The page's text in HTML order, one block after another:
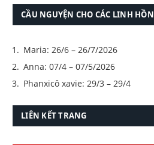
CẦU NGUYỆN CHO CÁC LINH HỒN
Maria: 26/6 – 26/7/2026
Anna: 07/4 – 07/5/2026
Phanxicô xavie: 29/3 – 29/4
LIÊN KẾT TRANG